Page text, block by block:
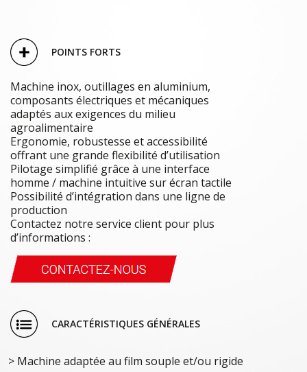
POINTS FORTS
Machine inox, outillages en aluminium,
composants électriques et mécaniques
adaptés aux exigences du milieu
agroalimentaire
Ergonomie, robustesse et accessibilité
offrant une grande flexibilité d’utilisation
Pilotage simplifié grâce à une interface
homme / machine intuitive sur écran tactile
Possibilité d’intégration dans une ligne de
production
Contactez notre service client pour plus
d’informations :
CARACTÉRISTIQUES GÉNÉRALES
Machine adaptée au film souple et/ou rigide